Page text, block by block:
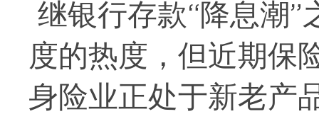
继银行存款“降息潮”
度的热度，但近期保
身险业正处于新老产